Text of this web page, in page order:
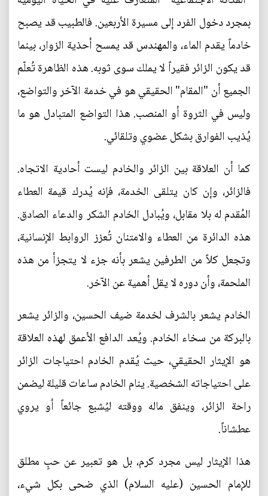
بمجرد دخول الفرد إلى مسيرة الأربعين. فالطبيب قد يصبح
خادماً يقدم الماء، والمهندس قد يمسح أحذية الزوار، بينما
قد يكون الزائر فقيراً لا يملك سوى ثوبه. هذه الظاهرة تُعلّم
الجميع أن "المقام" الحقيقي هو في خدمة الآخر والتواضع،
وليس في الثروة أو المنصب. هذا التواضع المتبادل هو ما
يُذيب الفوارق بشكل عضوي وتلقائي.
كما أن العلاقة بين الزائر والخادم ليست أحادية الاتجاه.
فالزائر، وإن كان يتلقى الخدمة، فإنه يُدرك قيمة العطاء
المُقدم له بلا مقابل، ويُبادل الخادم الشكر والدعاء الصادق.
هذه الدائرة من العطاء والامتنان تُعزز الروابط الإنسانية،
وتجعل كلاً من الطرفين يشعر بأنه جزء لا يتجزأ من هذه
الملحمة، وأن دوره لا يقل أهمية عن الآخر.
الخادم يشعر بالشرف لخدمة ضيف الحسين، والزائر يشعر
بالبركة من سخاء الخادم. ويُعد الدافع الأعمق لهذه العلاقة
هو الإيثار الحقيقي، حيث يُقدم الخادم احتياجات الزائر
على احتياجاته الشخصية. ينام الخادم ساعات قليلة ليضمن
راحة الزائر، وينفق ماله ووقته ليُشبع جائعاً أو يروي
عطشاناً.
هذا الإيثار ليس مجرد كرم، بل هو تعبير عن حبٍ مطلق
للإمام الحسين (عليه السلام) الذي ضحى بكل شيء،